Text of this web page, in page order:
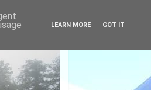
LEARN MORE GOT IT